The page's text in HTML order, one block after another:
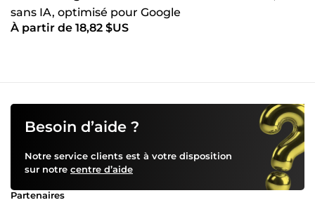
sans IA, optimisé pour Google
À partir de 18,82 $US
Besoin d’aide ?
Notre service clients est à votre disposition
sur notre centre d’aide
Partenaires